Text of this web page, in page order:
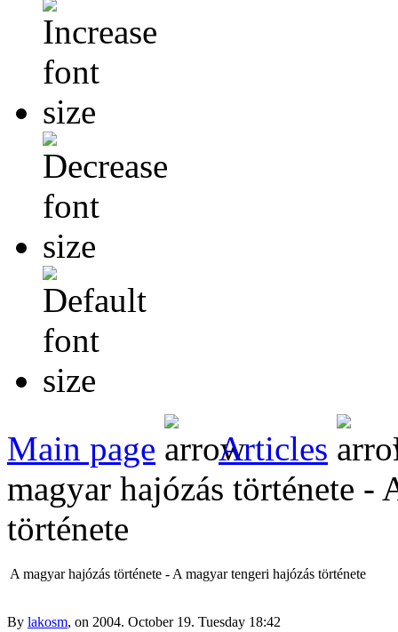
Main page Articles
magyar hajózás története -
története
A magyar hajózás története - A magyar tengeri hajózás története
By lakosm, on 2004. October 19. Tuesday 18:42